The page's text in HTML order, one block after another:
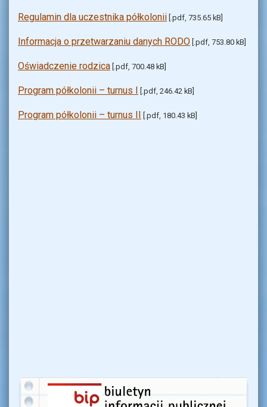
Regulamin dla uczestnika półkolonii [.pdf, 735.65 kB]
Informacja o przetwarzaniu danych RODO [.pdf, 753.80 kB]
Oświadczenie rodzica [.pdf, 700.48 kB]
Program półkolonii – turnus I [.pdf, 246.42 kB]
Program półkolonii – turnus II [.pdf, 180.43 kB]